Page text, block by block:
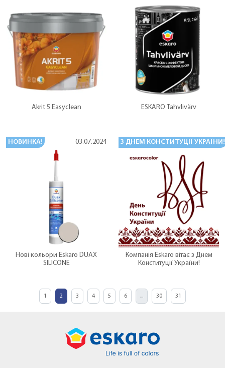
Akrit 5 Easyclean ESKARO Tahvlivärv
НОВИНКА! 03.07.2024
Нові кольори Eskaro DUAX
SILICONE
З ДНЕМ КОНСТИТУЦІЇ УКРАЇНИ!
Компанія Eskaro вітає з Днем
Конституції України!
1 2 3 4 5 6 ... 30 31